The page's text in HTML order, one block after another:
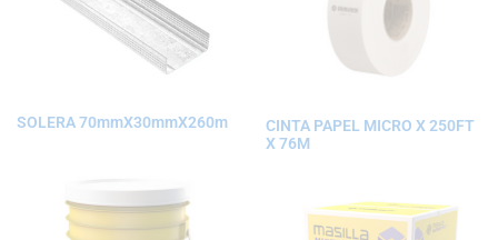
SOLERA 70mmX30mmX260m
CINTA PAPEL MICRO X 250FT
X 76M